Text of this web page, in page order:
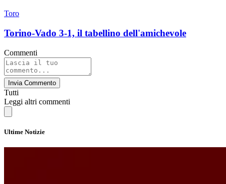
Toro
Torino-Vado 3-1, il tabellino dell'amichevole
Commenti
Invia Commento
Tutti
Leggi altri commenti
Ultime Notizie